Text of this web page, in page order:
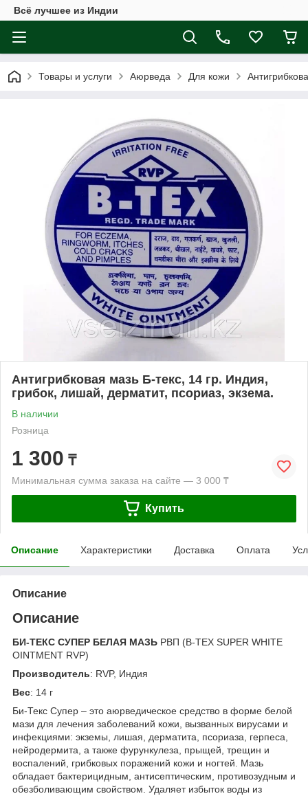
Всё лучшее из Индии
Товары и услуги Аюрведа Для кожи
Антигрибковая мазь Б-текс, 14 гр. Индия,
грибок, лишай, дерматит, псориаз, экзема.
В наличии
Розница
1 300 ₸
Минимальная сумма заказа на сайте — 3 000 ₸
Купить
Описание Характеристики Доставка Оплата
Описание
Описание
БИ-ТЕКС СУПЕР БЕЛАЯ МАЗЬ РВП (B-TEX SUPER WHITE
OINTMENT RVP)
Производитель: RVP, Индия
Вес: 14 г
Би-Текс Супер – это аюрведическое средство в форме белой
мази для лечения заболеваний кожи, вызванных вирусами и
инфекциями: экземы, лишая, дерматита, псориаза, герпеса,
нейродермита, а также фурункулеза, прыщей, трещин и
воспалений, грибковых поражений кожи и ногтей. Мазь
обладает бактерицидным, антисептическим, противозудным и
обезболивающим свойством. Удаляет избыток воды из